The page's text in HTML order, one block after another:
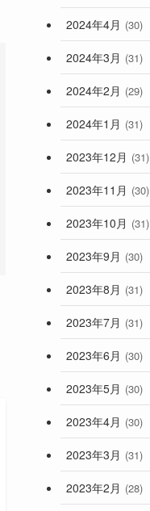
2024年4月 (30)
2024年3月 (31)
2024年2月 (29)
2024年1月 (31)
2023年12月 (31)
2023年11月 (30)
2023年10月 (31)
2023年9月 (30)
2023年8月 (31)
2023年7月 (31)
2023年6月 (30)
2023年5月 (30)
2023年4月 (30)
2023年3月 (31)
2023年2月 (28)